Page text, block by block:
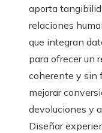
aporta
relaciones
que integran
para ofrecer un
coherente y sin
mejorar
devoluciones y
Diseñar